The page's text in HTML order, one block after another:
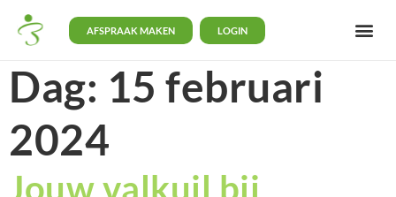
AFSPRAAK MAKEN LOGIN
Dag: 15 februari
2024
Jouw valkuil bij